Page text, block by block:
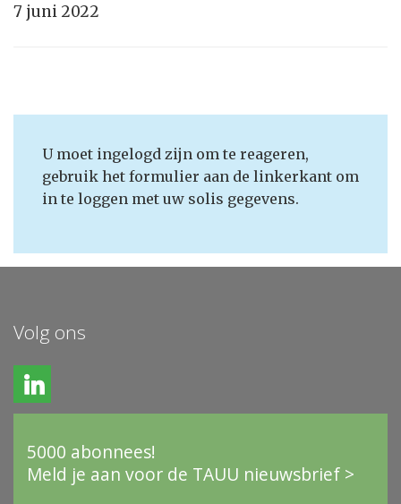
7 juni 2022
U moet ingelogd zijn om te reageren,
gebruik het formulier aan de linkerkant om
in te loggen met uw solis gegevens.
Volg ons
5000 abonnees!
Meld je aan voor de TAUU nieuwsbrief >